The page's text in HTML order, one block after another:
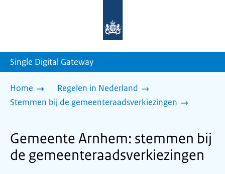
homepage
Single Digital Gateway
Home
Regelen in Nederland
Stemmen bij de gemeenteraadsverkiezingen
Gemeente Arnhem: stemmen bij
de gemeenteraadsverkiezingen